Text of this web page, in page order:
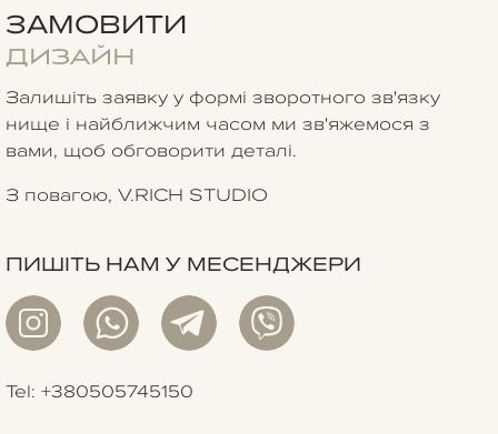
ЗАМОВИТИ
ДИЗАЙН
Залишіть заявку у формі зворотного зв'язку
нище і найближчим часом ми зв'яжемося з
вами, щоб обговорити деталі.
З повагою, V.RICH STUDIO
ПИШІТЬ НАМ У МЕСЕНДЖЕРИ
Tel: +380505745150